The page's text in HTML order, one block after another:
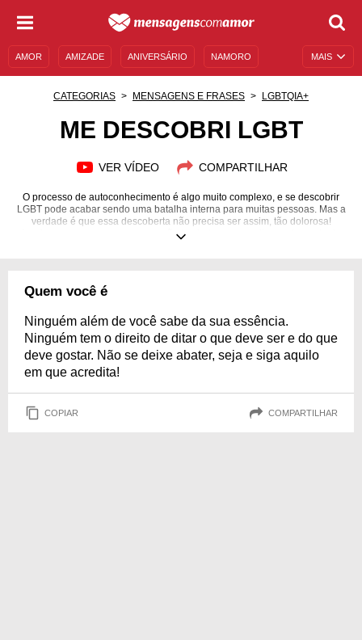
MAIS
AMOR AMIZADE ANIVERSÁRIO NAMORO
CATEGORIAS MENSAGENS E FRASES LGBTQIA+
ME DESCOBRI LGBT
VER VÍDEO COMPARTILHAR
O processo de autoconhecimento é algo muito complexo, e se descobrir
LGBT pode acabar sendo uma batalha interna para muitas pessoas. Mas a
verdade é que essa descoberta não precisa ser assim, tão dolorosa!
Inspire-se com mensagens que vão te ajudar a se aceitar exatamente do
Quem você é
Ninguém além de você sabe da sua essência.
Ninguém tem o direito de ditar o que deve ser e do que
deve gostar. Não se deixe abater, seja e siga aquilo
em que acredita!
COPIAR COMPARTILHAR